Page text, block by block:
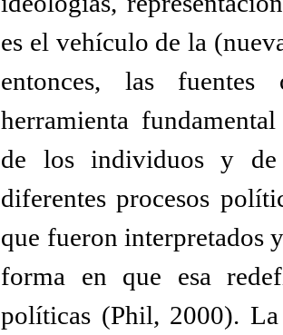
es el vehículo de la
entonces, las
herramienta
de los individuos y de
diferentes procesos
que fueron interpretados
forma en que esa
políticas (Phil, 2000).